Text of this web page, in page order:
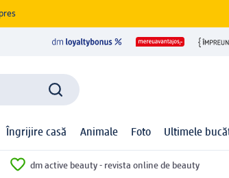
Îngrijire casă Animale Foto Ultimele
dm active beauty - revista online de beauty